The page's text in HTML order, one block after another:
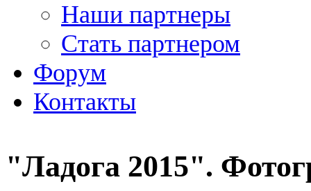
Наши партнеры
Стать партнером
Форум
Контакты
"Ладога 2015".